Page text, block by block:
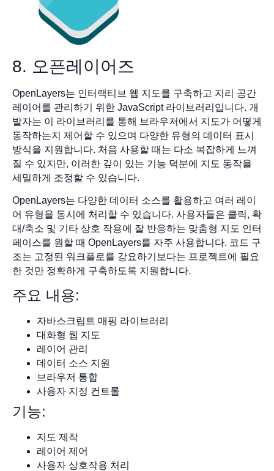
8. 오픈레이어즈
OpenLayers는 인터랙티브 웹 지도를 구축하고 지리 공간
레이어를 관리하기 위한 JavaScript 라이브러리입니다. 개
발자는 이 라이브러리를 통해 브라우저에서 지도가 어떻게
동작하는지 제어할 수 있으며 다양한 유형의 데이터 표시
방식을 지원합니다. 처음 사용할 때는 다소 복잡하게 느껴
질 수 있지만, 이러한 깊이 있는 기능 덕분에 지도 동작을
세밀하게 조정할 수 있습니다.
OpenLayers는 다양한 데이터 소스를 활용하고 여러 레이
어 유형을 동시에 처리할 수 있습니다. 사용자들은 클릭, 확
대/축소 및 기타 상호 작용에 잘 반응하는 맞춤형 지도 인터
페이스를 원할 때 OpenLayers를 자주 사용합니다. 코드 구
조는 고정된 워크플로를 강요하기보다는 프로젝트에 필요
한 것만 정확하게 구축하도록 지원합니다.
주요 내용:
자바스크립트 매핑 라이브러리
대화형 웹 지도
레이어 관리
데이터 소스 지원
브라우저 통합
사용자 지정 컨트롤
기능:
지도 제작
레이어 제어
사용자 상호작용 처리